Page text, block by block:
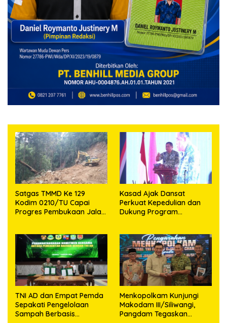
Satgas TMMD Ke 129
Kodim 0210/TU Capai
Progres Pembukaan Jalan
Kasad Ajak Dansat
Perkuat Kepedulian dan
Dukung Program
TNI AD dan Empat Pemda
Sepakati Pengelolaan
Sampah Berbasis
Menkopolkam Kunjungi
Makodam III/Siliwangi,
Pangdam Tegaskan